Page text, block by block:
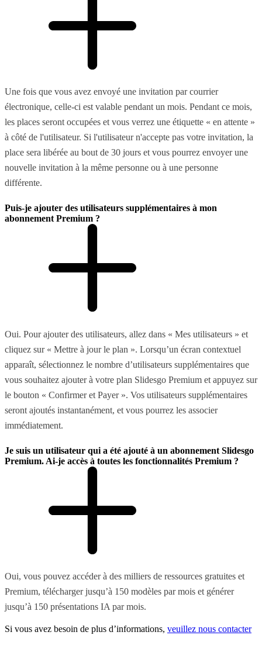
Une fois que vous avez envoyé une invitation par courrier
électronique, celle-ci est valable pendant un mois. Pendant ce mois,
les places seront occupées et vous verrez une étiquette « en attente »
à côté de l'utilisateur. Si l'utilisateur n'accepte pas votre invitation, la
place sera libérée au bout de 30 jours et vous pourrez envoyer une
nouvelle invitation à la même personne ou à une personne
différente.
Puis-je ajouter des utilisateurs supplémentaires à mon
abonnement Premium ?
Oui. Pour ajouter des utilisateurs, allez dans « Mes utilisateurs » et
cliquez sur « Mettre à jour le plan ». Lorsqu’un écran contextuel
apparaît, sélectionnez le nombre d’utilisateurs supplémentaires que
vous souhaitez ajouter à votre plan Slidesgo Premium et appuyez sur
le bouton « Confirmer et Payer ». Vos utilisateurs supplémentaires
seront ajoutés instantanément, et vous pourrez les associer
immédiatement.
Je suis un utilisateur qui a été ajouté à un abonnement Slidesgo
Premium. Ai-je accès à toutes les fonctionnalités Premium ?
Oui, vous pouvez accéder à des milliers de ressources gratuites et
Premium, télécharger jusqu’à 150 modèles par mois et générer
jusqu’à 150 présentations IA par mois.
Si vous avez besoin de plus d’informations, veuillez nous contacter